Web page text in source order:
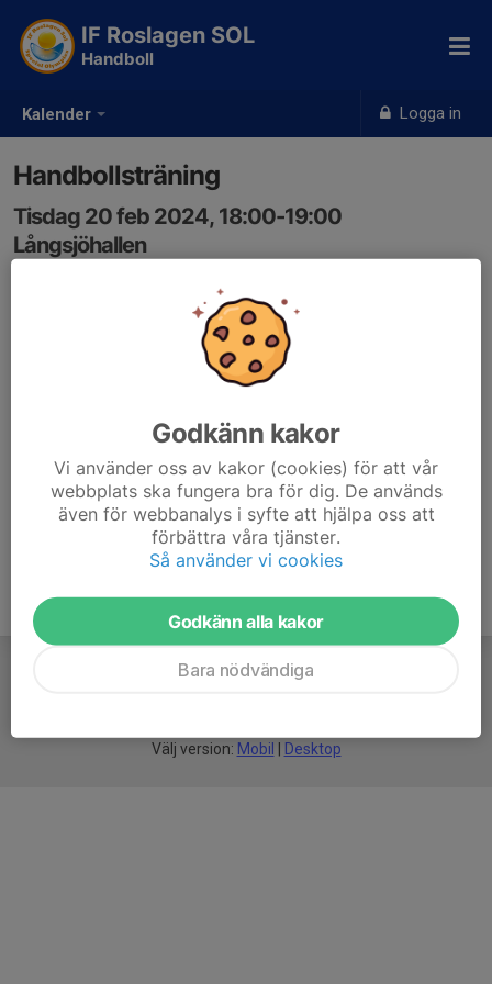
Kalender Logga in
IF Roslagen SOL
Handboll
Handbollsträning
Tisdag 20 feb 2024, 18:00-19:00
Långsjöhallen
Välj version: Mobil Desktop
Godkänn kakor
Vi använder oss av kakor (cookies) för att vår
webbplats ska fungera bra för dig. De används
även för webbanalys i syfte att hjälpa oss att
förbättra våra tjänster.
Så använder vi cookies
Godkänn alla kakor
Bara nödvändiga